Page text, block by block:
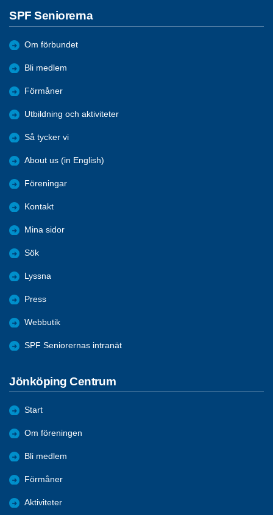
SPF Seniorerna
Om förbundet
Bli medlem
Förmåner
Utbildning och aktiviteter
Så tycker vi
About us (in English)
Föreningar
Kontakt
Mina sidor
Sök
Lyssna
Press
Webbutik
SPF Seniorernas intranät
Jönköping Centrum
Start
Om föreningen
Bli medlem
Förmåner
Aktiviteter